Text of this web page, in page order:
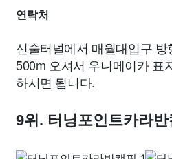
연락처
신술터널에서 매월대입구
500m 오셔서 우니메이카 표
하시면 됩니다.
9위. 터닝포인트카라반